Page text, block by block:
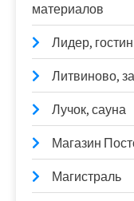
материалов
Лидер,
Литвиново,
Лучок, сауна
Магазин
Магистраль